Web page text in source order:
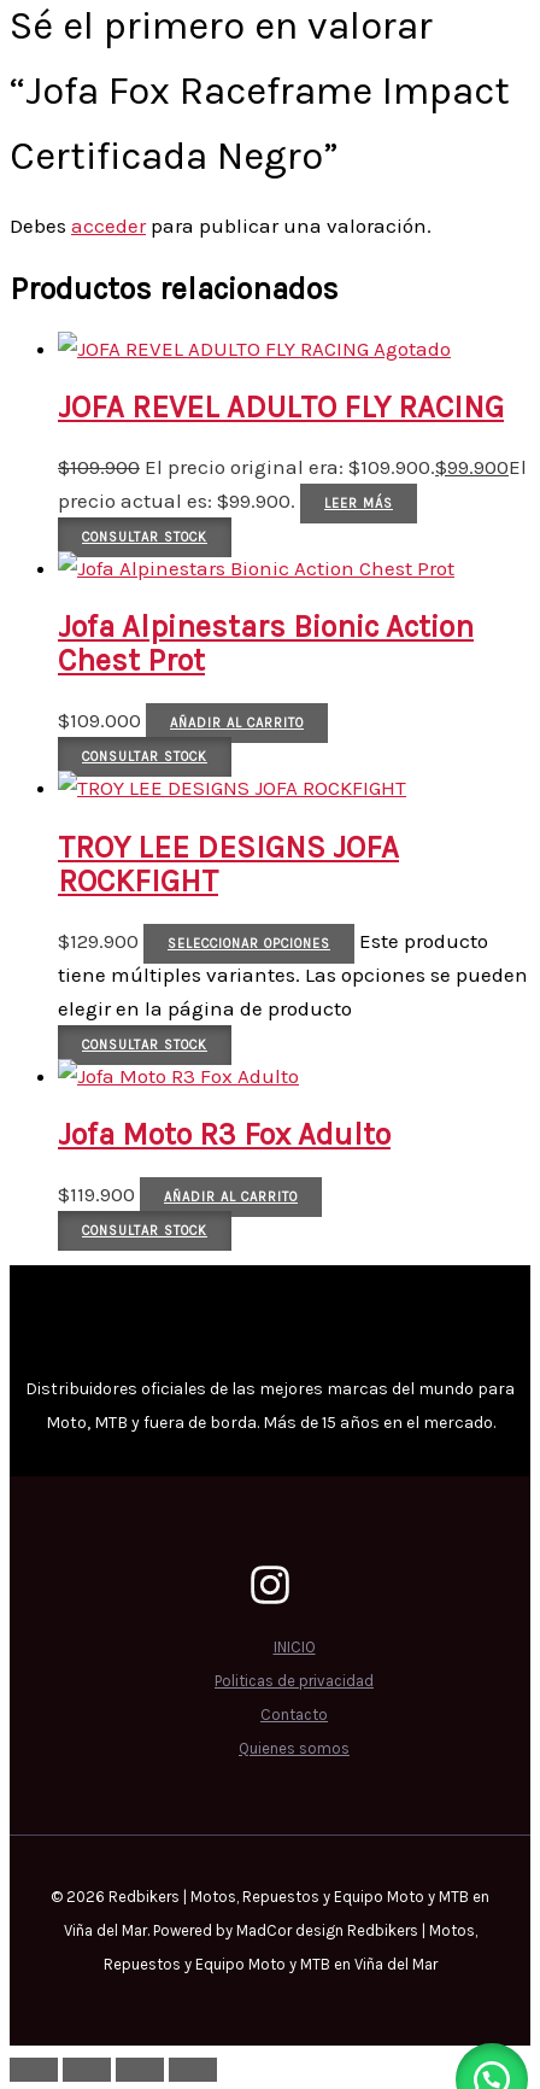
Sé el primero en valorar
“Jofa Fox Raceframe Impact
Certificada Negro”
Debes accederpara publicar una valoración.
Productos relacionados
Agotado
JOFA REVEL ADULTO FLY RACING
$109.900 El precio original era: $109.900.$99.900El
precio actual es: $99.900.
LEER MÁS
CONSULTAR STOCK
Jofa Alpinestars Bionic Action
Chest Prot
$109.000 AÑADIR AL CARRITO
CONSULTAR STOCK
TROY LEE DESIGNS JOFA
ROCKFIGHT
$129.900 SELECCIONAR OPCIONES
Este producto
tiene múltiples variantes. Las opciones se pueden
elegir en la página de producto
CONSULTAR STOCK
Jofa Moto R3 Fox Adulto
$119.900 AÑADIR AL CARRITO
CONSULTAR STOCK
Distribuidores oficiales de las mejores marcas del mundo para
Moto, MTB y fuera de borda. Más de 15 años en el mercado.
INICIO
Politicas de privacidad
Contacto
Quienes somos
© 2026 Redbikers | Motos, Repuestos y Equipo Moto y MTB en
Viña del Mar. Powered by MadCor design Redbikers | Motos,
Repuestos y Equipo Moto y MTB en Viña del Mar